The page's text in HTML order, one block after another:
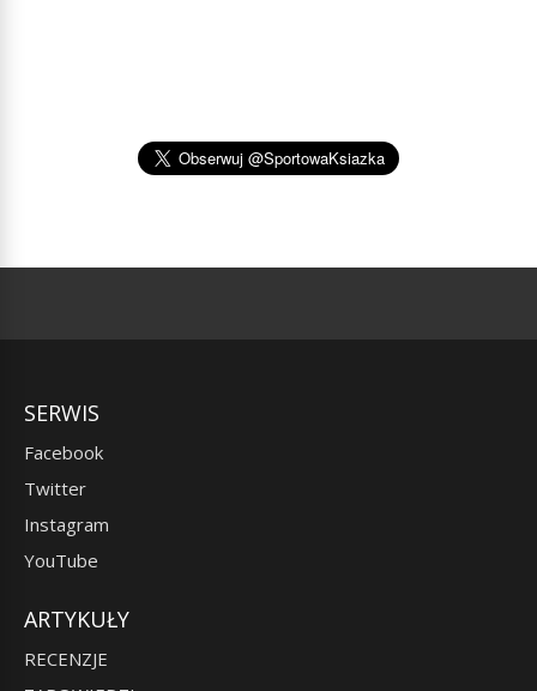
SERWIS
Facebook
Twitter
Instagram
YouTube
ARTYKUŁY
RECENZJE